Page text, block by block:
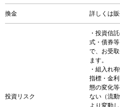
換金 詳しくは
投資リスク
・投資信
式・債券
で、お受
ます。
・組入れ
指標・金
態の変化
ない（流
より変動し